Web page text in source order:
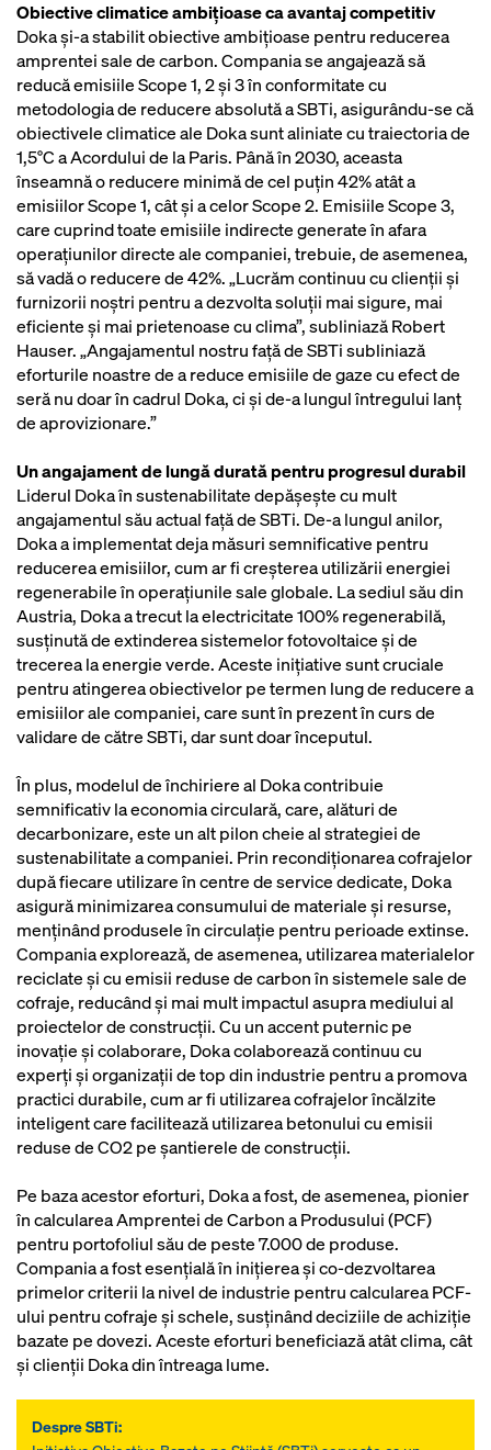
Obiective climatice ambițioase ca avantaj competitiv
Doka și-a stabilit obiective ambițioase pentru reducerea
amprentei sale de carbon. Compania se angajează să
reducă emisiile Scope 1, 2 și 3 în conformitate cu
metodologia de reducere absolută a SBTi, asigurându-se că
obiectivele climatice ale Doka sunt aliniate cu traiectoria de
1,5°C a Acordului de la Paris. Până în 2030, aceasta
înseamnă o reducere minimă de cel puțin 42% atât a
emisiilor Scope 1, cât și a celor Scope 2. Emisiile Scope 3,
care cuprind toate emisiile indirecte generate în afara
operațiunilor directe ale companiei, trebuie, de asemenea,
să vadă o reducere de 42%. „Lucrăm continuu cu clienții și
furnizorii noștri pentru a dezvolta soluții mai sigure, mai
eficiente și mai prietenoase cu clima”, subliniază Robert
Hauser. „Angajamentul nostru față de SBTi subliniază
eforturile noastre de a reduce emisiile de gaze cu efect de
seră nu doar în cadrul Doka, ci și de-a lungul întregului lanț
de aprovizionare.”
Un angajament de lungă durată pentru progresul durabil
Liderul Doka în sustenabilitate depășește cu mult
angajamentul său actual față de SBTi. De-a lungul anilor,
Doka a implementat deja măsuri semnificative pentru
reducerea emisiilor, cum ar fi creșterea utilizării energiei
regenerabile în operațiunile sale globale. La sediul său din
Austria, Doka a trecut la electricitate 100% regenerabilă,
susținută de extinderea sistemelor fotovoltaice și de
trecerea la energie verde. Aceste inițiative sunt cruciale
pentru atingerea obiectivelor pe termen lung de reducere a
emisiilor ale companiei, care sunt în prezent în curs de
validare de către SBTi, dar sunt doar începutul.
În plus, modelul de închiriere al Doka contribuie
semnificativ la economia circulară, care, alături de
decarbonizare, este un alt pilon cheie al strategiei de
sustenabilitate a companiei. Prin recondiționarea cofrajelor
după fiecare utilizare în centre de service dedicate, Doka
asigură minimizarea consumului de materiale și resurse,
menținând produsele în circulație pentru perioade extinse.
Compania explorează, de asemenea, utilizarea materialelor
reciclate și cu emisii reduse de carbon în sistemele sale de
cofraje, reducând și mai mult impactul asupra mediului al
proiectelor de construcții. Cu un accent puternic pe
inovație și colaborare, Doka colaborează continuu cu
experți și organizații de top din industrie pentru a promova
practici durabile, cum ar fi utilizarea cofrajelor încălzite
inteligent care facilitează utilizarea betonului cu emisii
reduse de CO2 pe șantierele de construcții.
Pe baza acestor eforturi, Doka a fost, de asemenea, pionier
în calcularea Amprentei de Carbon a Produsului (PCF)
pentru portofoliul său de peste 7.000 de produse.
Compania a fost esențială în inițierea și co-dezvoltarea
primelor criterii la nivel de industrie pentru calcularea PCF-
ului pentru cofraje și schele, susținând deciziile de achiziție
bazate pe dovezi. Aceste eforturi beneficiază atât clima, cât
și clienții Doka din întreaga lume.
Despre SBTi: